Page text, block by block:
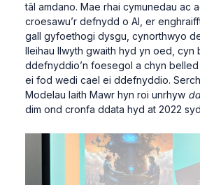
tâl amdano. Mae rhai cymunedau ac
croesawu’r defnydd o AI, er
gall gyfoethogi dysgu, cynorthwyo
lleihau llwyth gwaith hyd yn oed, cyn
ddefnyddio’n foesegol a chyn
ei fod wedi cael ei ddefnyddio.
Modelau Iaith Mawr hyn roi unrhyw
dim ond cronfa ddata hyd at 2022